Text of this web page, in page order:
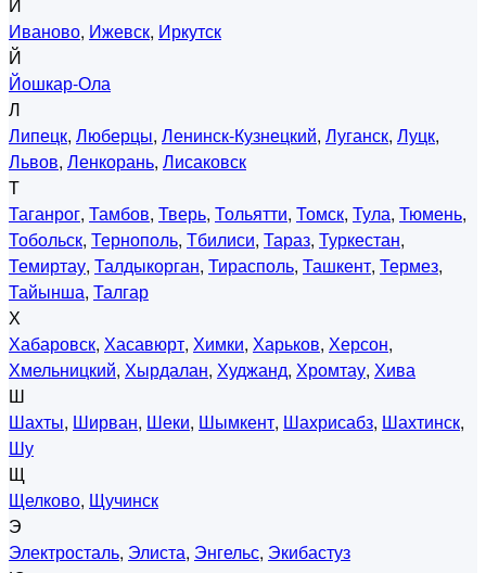
Иваново, Ижевск, Иркутск
Й
Йошкар-Ола
Л
Липецк, Люберцы, Ленинск-Кузнецкий, Луганск, Луцк,
Львов, Ленкорань, Лисаковск
Т
Таганрог, Тамбов, Тверь, Тольятти, Томск, Тула, Тюмень,
Тобольск, Тернополь, Тбилиси, Тараз, Туркестан,
Темиртау, Талдыкорган, Тирасполь, Ташкент, Термез,
Тайынша, Талгар
Х
Хабаровск, Хасавюрт, Химки, Харьков, Херсон,
Хмельницкий, Хырдалан, Худжанд, Хромтау, Хива
Ш
Шахты, Ширван, Шеки, Шымкент, Шахрисабз, Шахтинск,
Шу
Щ
Щелково, Щучинск
Э
Электросталь, Элиста, Энгельс, Экибастуз